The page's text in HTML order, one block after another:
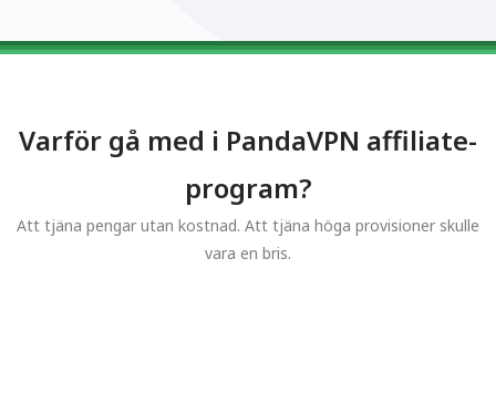
Varför gå med i PandaVPN affiliate-
program?
Att tjäna pengar utan kostnad. Att tjäna höga provisioner skulle
vara en bris.